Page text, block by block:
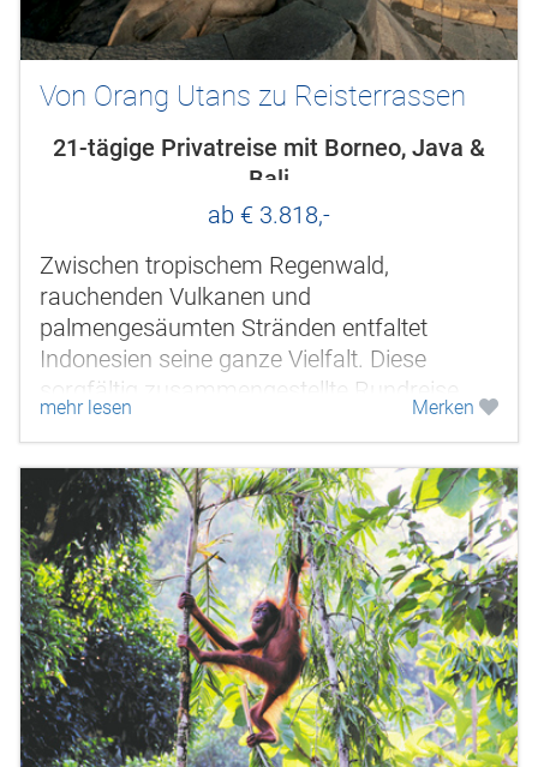
Von Orang Utans zu Reisterrassen
21-tägige Privatreise mit Borneo, Java &
Bali
ab € 3.818,-
Zwischen tropischem Regenwald,
rauchenden Vulkanen und
palmengesäumten Stränden entfaltet
Indonesien seine ganze Vielfalt. Diese
sorgfältig zusammengestellte Rundreise
verbindet die Höhepunkte mehrerer
Inselwelten zu einem...
mehr lesen Merken